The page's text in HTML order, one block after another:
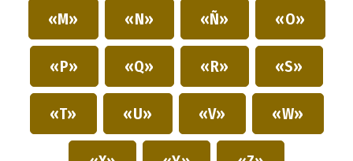
«M» «N» «Ñ» «O»
«P» «Q» «R» «S»
«T» «U» «V» «W»